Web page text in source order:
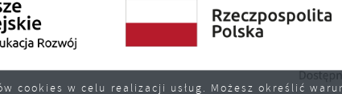
cookies w celu realizacji usług. Możesz określić